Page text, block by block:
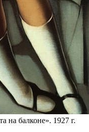
на балконе». 1927 г.